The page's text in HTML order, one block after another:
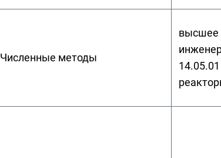
Численные методы
высшее